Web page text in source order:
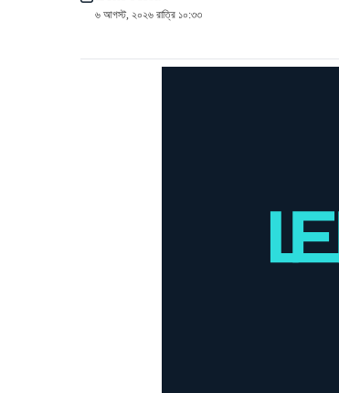
৬ আগস্ট, ২০২৬ রাত্রি ১০:৩৩